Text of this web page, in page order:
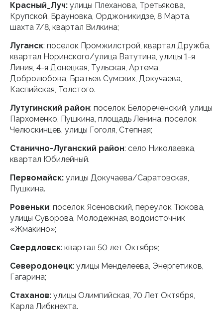
Красный_Луч: улицы Плеханова, Третьякова,
Крупской, Брауновка, Орджоникидзе, 8 Марта,
шахта 7/8, квартал Вилкина;
Луганск: поселок Промжилстрой, квартал Дружба,
квартал Норинского/улица Ватутина, улицы 1-я
Линия, 4-я Донецкая, Тульская, Артема,
Добролюбова, Братьев Сумских, Докучаева,
Каспийская, Толстого.
Лутугинский район: поселок Белореченский, улицы
Пархоменко, Пушкина, площадь Ленина, поселок
Челюскинцев, улицы Гоголя, Степная;
Станично-Луганский район: село Николаевка,
квартал Юбилейный.
Первомайск: улицы Докучаева/Саратовская,
Пушкина.
Ровеньки: поселок Ясеновский, переулок Тюкова,
улицы Суворова, Молодежная, водоисточник
«Жмакино»;
Свердловск: квартал 50 лет Октября;
Северодонецк: улицы Менделеева, Энергетиков,
Гагарина;
Стаханов: улицы Олимпийская, 70 Лет Октября,
Карла Либкнехта.